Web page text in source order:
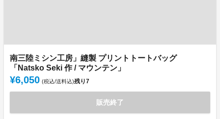
南三陸ミシン工房」縫製 プリントトートバッグ
「Natsko Seki 作 / マウンテン」
¥6,050 (税込/送料込)残り7
販売終了